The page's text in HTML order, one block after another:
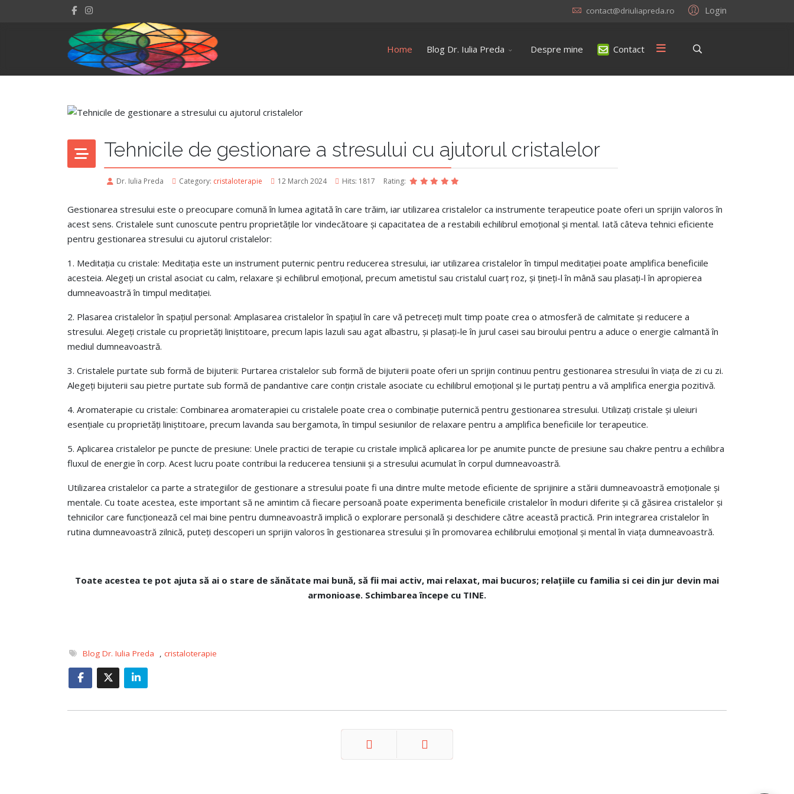
Login
contact@driuliapreda.ro
Home Blog Dr. Iulia Preda Despre mine Contact
Tehnicile de gestionare a stresului cu ajutorul cristalelor
Dr. Iulia Preda Category: cristaloterapie 12 March 2024 Hits: 1817 Rating:
Gestionarea stresului este o preocupare comună în lumea agitată în care trăim, iar utilizarea cristalelor ca instrumente terapeutice poate oferi un sprijin valoros în
acest sens. Cristalele sunt cunoscute pentru proprietățile lor vindecătoare și capacitatea de a restabili echilibrul emoțional și mental. Iată câteva tehnici eficiente
pentru gestionarea stresului cu ajutorul cristalelor:
1. Meditația cu cristale: Meditația este un instrument puternic pentru reducerea stresului, iar utilizarea cristalelor în timpul meditației poate amplifica beneficiile
acesteia. Alegeți un cristal asociat cu calm, relaxare și echilibrul emoțional, precum ametistul sau cristalul cuarț roz, și țineți-l în mână sau plasați-l în apropierea
dumneavoastră în timpul meditației.
2. Plasarea cristalelor în spațiul personal: Amplasarea cristalelor în spațiul în care vă petreceți mult timp poate crea o atmosferă de calmitate și reducere a
stresului. Alegeți cristale cu proprietăți liniștitoare, precum lapis lazuli sau agat albastru, și plasați-le în jurul casei sau biroului pentru a aduce o energie calmantă în
mediul dumneavoastră.
3. Cristalele purtate sub formă de bijuterii: Purtarea cristalelor sub formă de bijuterii poate oferi un sprijin continuu pentru gestionarea stresului în viața de zi cu zi.
Alegeți bijuterii sau pietre purtate sub formă de pandantive care conțin cristale asociate cu echilibrul emoțional și le purtați pentru a vă amplifica energia pozitivă.
4. Aromaterapie cu cristale: Combinarea aromaterapiei cu cristalele poate crea o combinație puternică pentru gestionarea stresului. Utilizați cristale și uleiuri
esențiale cu proprietăți liniștitoare, precum lavanda sau bergamota, în timpul sesiunilor de relaxare pentru a amplifica beneficiile lor terapeutice.
5. Aplicarea cristalelor pe puncte de presiune: Unele practici de terapie cu cristale implică aplicarea lor pe anumite puncte de presiune sau chakre pentru a echilibra
fluxul de energie în corp. Acest lucru poate contribui la reducerea tensiunii și a stresului acumulat în corpul dumneavoastră.
Utilizarea cristalelor ca parte a strategiilor de gestionare a stresului poate fi una dintre multe metode eficiente de sprijinire a stării dumneavoastră emoționale și
mentale. Cu toate acestea, este important să ne amintim că fiecare persoană poate experimenta beneficiile cristalelor în moduri diferite și că găsirea cristalelor și
tehnicilor care funcționează cel mai bine pentru dumneavoastră implică o explorare personală și deschidere către această practică. Prin integrarea cristalelor în
rutina dumneavoastră zilnică, puteți descoperi un sprijin valoros în gestionarea stresului și în promovarea echilibrului emoțional și mental în viața dumneavoastră.
Toate acestea te pot ajuta să ai o stare de sănătate mai bună, să fii mai activ, mai relaxat, mai bucuros; relațiile cu familia si cei din jur devin mai
armonioase. Schimbarea începe cu TINE.
Blog Dr. Iulia Preda , cristaloterapie